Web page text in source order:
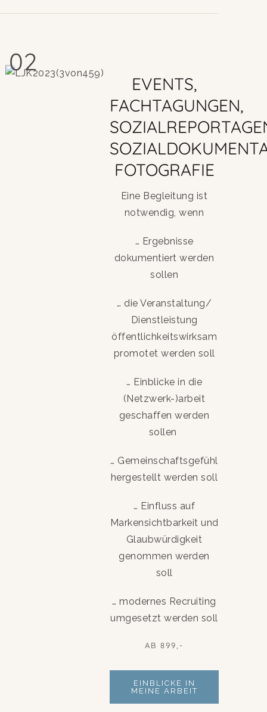
02
EVENTS,
FACHTAGUNGEN,
FOTOGRAFIE
Eine Begleitung ist
notwendig, wenn
… Ergebnisse
dokumentiert werden
sollen
… die Veranstaltung/
Dienstleistung
öffentlichkeitswirksam
promotet werden soll
… Einblicke in die
(Netzwerk-)arbeit
geschaffen werden
sollen
… Gemeinschaftsgefühl
hergestellt werden soll
… Einfluss auf
Markensichtbarkeit und
Glaubwürdigkeit
genommen werden
soll
… modernes Recruiting
umgesetzt werden soll
AB 899,-
EINBLICKE IN
MEINE ARBEIT